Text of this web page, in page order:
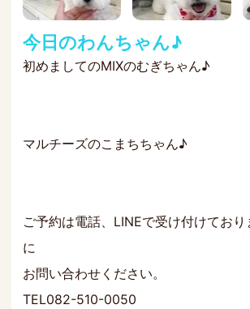
今日のわんちゃん♪
初めましてのMIXのむぎちゃん♪
マルチーズのこまちちゃん♪
ご予約は電話、LINEで受け付けてお
に
お問い合わせください。
TEL082-510-0050